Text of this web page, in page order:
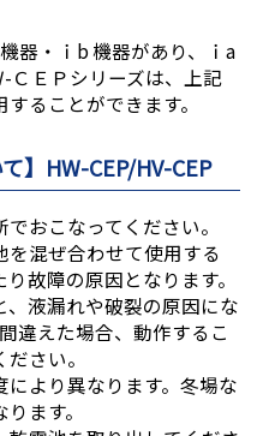
器・ｉb 機器があり、ｉa
ＣＥＰシリーズは、上記
ることができます。
】HW-CEP/HV-CEP
おこなってください。
混ぜ合わせて使用する
故障の原因となります。
液漏れや破裂の原因にな
違えた場合、動作するこ
さい。
より異なります。冬場な
ます。